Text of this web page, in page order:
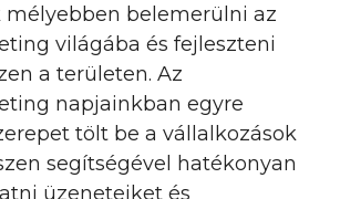
mélyebben belemerülni az
világába és fejleszteni
a területen. Az
napjainkban egyre
tölt be a vállalkozások
segítségével hatékonyan
üzeneteiket és